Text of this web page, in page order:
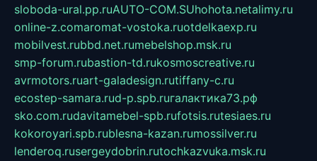
sloboda-ural.pp.ruAUTO-COM.SUhohota.netalimy.ru
online-z.comaromat-vostoka.ruotdelkaexp.ru
mobilvest.rubbd.net.rumebelshop.msk.ru
smp-forum.rubastion-td.rukosmoscreative.ru
avrmotors.ruart-galadesign.rutiffany-c.ru
ecostep-samara.rud-p.spb.ruгалактика73.рф
sko.com.rudavitamebel-spb.rufotsis.rutesiaes.ru
kokoroyari.spb.rublesna-kazan.rumossilver.ru
lenderoq.rusergeydobrin.rutochkazvuka.msk.ru